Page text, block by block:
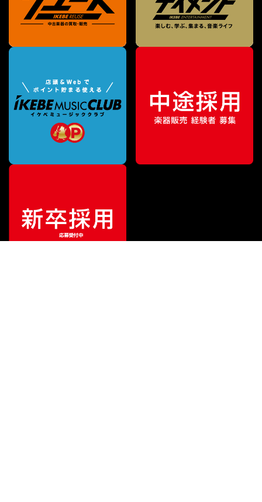
販売価格 1,990,000 （税込）
¥1,290,000 （税込）